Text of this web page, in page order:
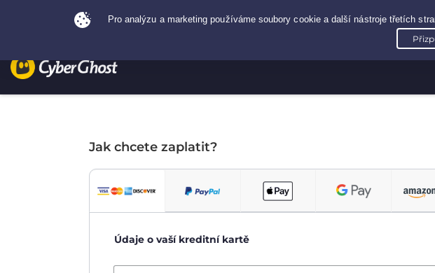
Jak chcete zaplatit?
Údaje o vaší kreditní kartě